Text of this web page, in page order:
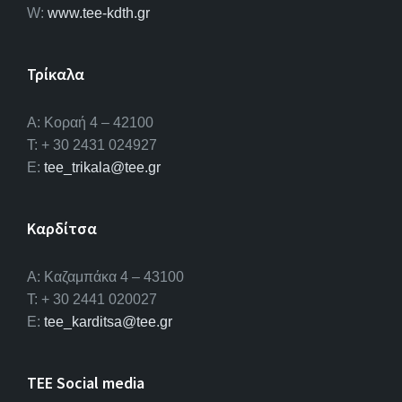
W: www.tee-kdth.gr
Τρίκαλα
Α: Κοραή 4 – 42100
T: + 30 2431 024927
E: tee_trikala@tee.gr
Καρδίτσα
Α: Καζαμπάκα 4 – 43100
T: + 30 2441 020027
E: tee_karditsa@tee.gr
TEE Social media